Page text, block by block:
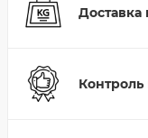
Доставка
Контроль